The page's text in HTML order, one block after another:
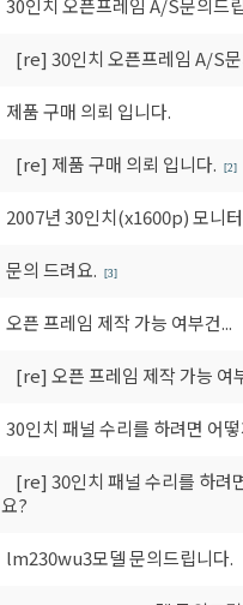
30인치 오픈프레임 A/S문의드
[re] 30인치 오픈프레임 A/S
제품 구매 의뢰 입니다.
[re] 제품 구매 의뢰 입니다. [2]
2007년 30인치(x1600p) 모니
문의 드려요. [3]
오픈 프레임 제작 가능 여부건...
[re] 오픈 프레임 제작 가능 여
30인치 패널 수리를 하려면 어
[re] 30인치 패널 수리를 하려
요?
lm230wu3모델 문의드립니다.